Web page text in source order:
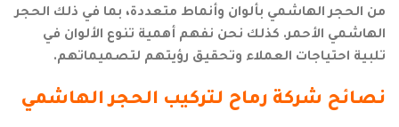
من الحجر الهاشمي بألوان وأنماط متعددة، بما في ذلك الحجر
الهاشمي الأحمر. كذلك نحن نفهم أهمية تنوع الألوان في
تلبية احتياجات العملاء وتحقيق رؤيتهم لتصميماتهم.
نصائح شركة رماح لتركيب الحجر الهاشمي